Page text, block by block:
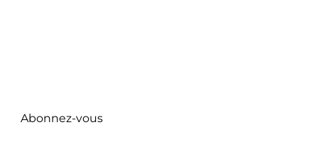
Abonnez-vouseccc repudiandae est voluptatem.